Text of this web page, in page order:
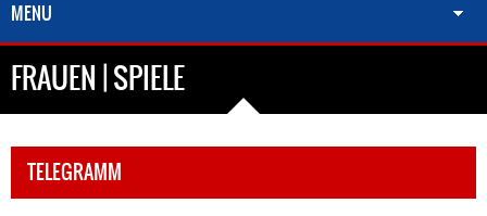
MENU
FRAUEN | SPIELE
TELEGRAMM